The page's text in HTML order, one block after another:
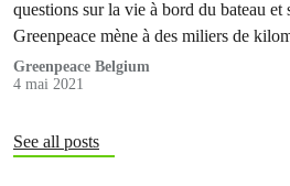
questions sur la vie à bord du bateau et
Greenpeace mène à des miliers de
Greenpeace Belgium
4 mai 2021
See all posts